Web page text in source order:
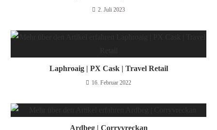
2. Juli 2023
Laphroaig | PX Cask | Travel Retail
16. Februar 2022
Ardbeg | Corryvreckan